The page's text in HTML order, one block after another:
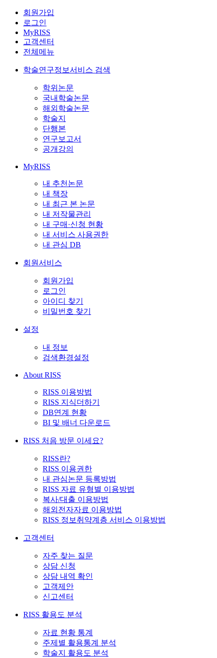
회원가입
로그인
MyRISS
고객센터
전체메뉴
학술연구정보서비스 검색
학위논문
국내학술논문
해외학술논문
학술지
단행본
연구보고서
공개강의
MyRISS
내 추천논문
내 책장
내 최근 본 논문
내 저작물관리
내 구매·신청 현황
내 서비스 사용권한
내 관심 DB
회원서비스
회원가입
로그인
아이디 찾기
비밀번호 찾기
설정
내 정보
검색환경설정
About RISS
RISS 이용방법
RISS 지식더하기
DB연계 현황
BI 및 배너 다운로드
RISS 처음 방문 이세요?
RISS란?
RISS 이용권한
내 관심논문 등록방법
RISS 자료 유형별 이용방법
복사/대출 이용방법
해외전자자료 이용방법
RISS 정보취약계층 서비스 이용방법
고객센터
자주 찾는 질문
상담 신청
상담 내역 확인
고객제안
신고센터
RISS 활용도 분석
자료 현황 통계
주제별 활용통계 분석
학술지 활용도 분석